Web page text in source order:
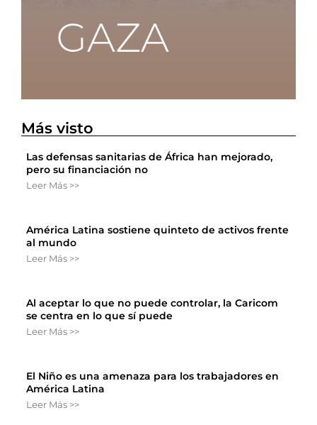
Más visto
Las defensas sanitarias de África han mejorado,
pero su financiación no
Leer Más >>
América Latina sostiene quinteto de activos frente
al mundo
Leer Más >>
Al aceptar lo que no puede controlar, la Caricom
se centra en lo que sí puede
Leer Más >>
El Niño es una amenaza para los trabajadores en
América Latina
Leer Más >>